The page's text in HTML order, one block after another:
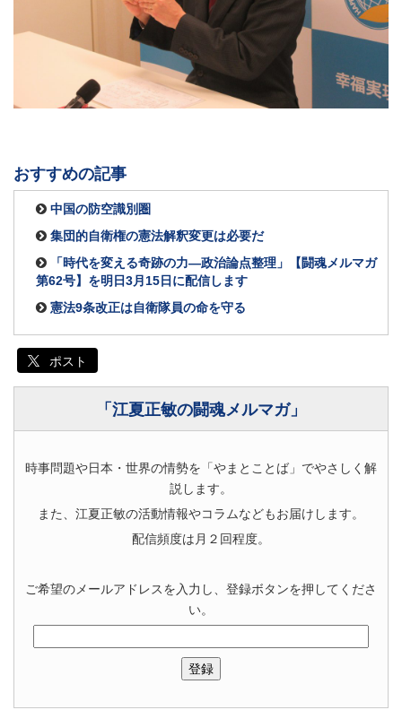
おすすめの記事
中国の防空識別圏
集団的自衛権の憲法解釈変更は必要だ
「時代を変える奇跡の力―政治論点整理」【闘魂メルマガ
第62号】を明日3月15日に配信します
憲法9条改正は自衛隊員の命を守る
ポスト
「江夏正敏の闘魂メルマガ」
時事問題や日本・世界の情勢を「やまとことば」でやさしく解
説します。
また、江夏正敏の活動情報やコラムなどもお届けします。
配信頻度は月２回程度。
ご希望のメールアドレスを入力し、登録ボタンを押してくださ
い。